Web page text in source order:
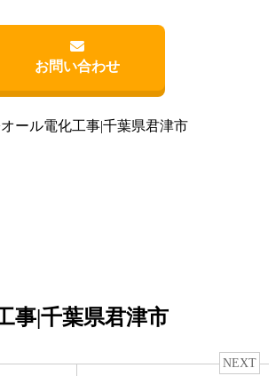
お問い合わせ
ール電化工事|千葉県君津市
事|千葉県君津市
NEXT